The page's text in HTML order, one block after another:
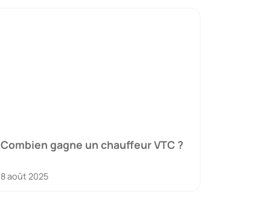
Combien gagne un chauffeur VTC ?
8 août 2025